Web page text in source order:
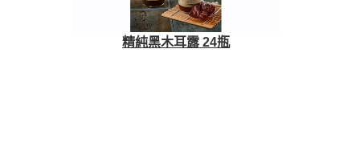
精純黑木耳露 24瓶